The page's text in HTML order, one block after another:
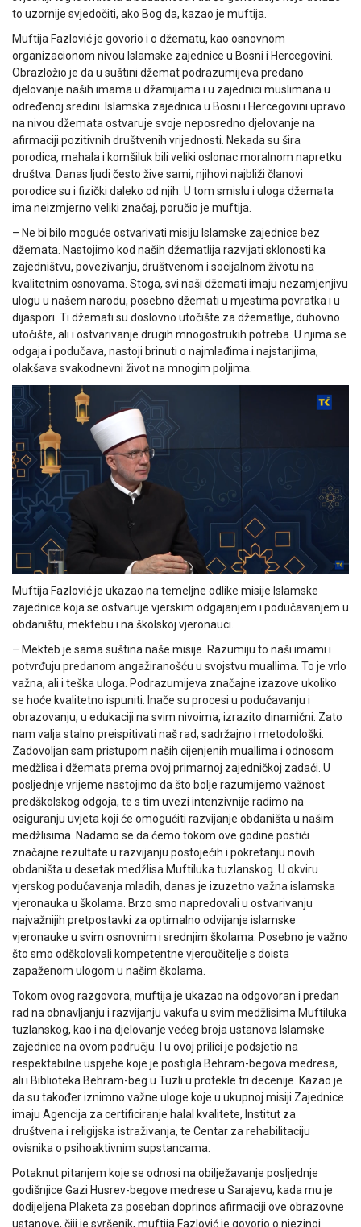
to uzornije svjedočiti, ako Bog da, kazao je muftija.
Muftija Fazlović je govorio i o džematu, kao osnovnom
organizacionom nivou Islamske zajednice u Bosni i Hercegovini.
Obrazložio je da u suštini džemat podrazumijeva predano
djelovanje naših imama u džamijama i u zajednici muslimana u
određenoj sredini. Islamska zajednica u Bosni i Hercegovini upravo
na nivou džemata ostvaruje svoje neposredno djelovanje na
afirmaciji pozitivnih društvenih vrijednosti. Nekada su šira
porodica, mahala i komšiluk bili veliki oslonac moralnom napretku
društva. Danas ljudi često žive sami, njihovi najbliži članovi
porodice su i fizički daleko od njih. U tom smislu i uloga džemata
ima neizmjerno veliki značaj, poručio je muftija.
– Ne bi bilo moguće ostvarivati misiju Islamske zajednice bez
džemata. Nastojimo kod naših džematlija razvijati sklonosti ka
zajedništvu, povezivanju, društvenom i socijalnom životu na
kvalitetnim osnovama. Stoga, svi naši džemati imaju nezamjenjivu
ulogu u našem narodu, posebno džemati u mjestima povratka i u
dijaspori. Ti džemati su doslovno utočište za džematlije, duhovno
utočište, ali i ostvarivanje drugih mnogostrukih potreba. U njima se
odgaja i podučava, nastoji brinuti o najmlađima i najstarijima,
olakšava svakodnevni život na mnogim poljima.
Muftija Fazlović je ukazao na temeljne odlike misije Islamske
zajednice koja se ostvaruje vjerskim odgajanjem i podučavanjem u
obdaništu, mektebu i na školskoj vjeronauci.
– Mekteb je sama suština naše misije. Razumiju to naši imami i
potvrđuju predanom angažiranošću u svojstvu muallima. To je vrlo
važna, ali i teška uloga. Podrazumijeva značajne izazove ukoliko
se hoće kvalitetno ispuniti. Inače su procesi u podučavanju i
obrazovanju, u edukaciji na svim nivoima, izrazito dinamični. Zato
nam valja stalno preispitivati naš rad, sadržajno i metodološki.
Zadovoljan sam pristupom naših cijenjenih muallima i odnosom
medžlisa i džemata prema ovoj primarnoj zajedničkoj zadaći. U
posljednje vrijeme nastojimo da što bolje razumijemo važnost
predškolskog odgoja, te s tim uvezi intenzivnije radimo na
osiguranju uvjeta koji će omogućiti razvijanje obdaništa u našim
medžlisima. Nadamo se da ćemo tokom ove godine postići
značajne rezultate u razvijanju postojećih i pokretanju novih
obdaništa u desetak medžlisa Muftiluka tuzlanskog. U okviru
vjerskog podučavanja mladih, danas je izuzetno važna islamska
vjeronauka u školama. Brzo smo napredovali u ostvarivanju
najvažnijih pretpostavki za optimalno odvijanje islamske
vjeronauke u svim osnovnim i srednjim školama. Posebno je važno
što smo odškolovali kompetentne vjeroučitelje s doista
zapaženom ulogom u našim školama.
Tokom ovog razgovora, muftija je ukazao na odgovoran i predan
rad na obnavljanju i razvijanju vakufa u svim medžlisima Muftiluka
tuzlanskog, kao i na djelovanje većeg broja ustanova Islamske
zajednice na ovom području. I u ovoj prilici je podsjetio na
respektabilne uspjehe koje je postigla Behram-begova medresa,
ali i Biblioteka Behram-beg u Tuzli u protekle tri decenije. Kazao je
da su također iznimno važne uloge koje u ukupnoj misiji Zajednice
imaju Agencija za certificiranje halal kvalitete, Institut za
društvena i religijska istraživanja, te Centar za rehabilitaciju
ovisnika o psihoaktivnim supstancama.
Potaknut pitanjem koje se odnosi na obilježavanje posljednje
godišnjice Gazi Husrev-begove medrese u Sarajevu, kada mu je
dodijeljena Plaketa za poseban doprinos afirmaciji ove obrazovne
ustanove, čiji je svršenik, muftija Fazlović je govorio o njezinoj